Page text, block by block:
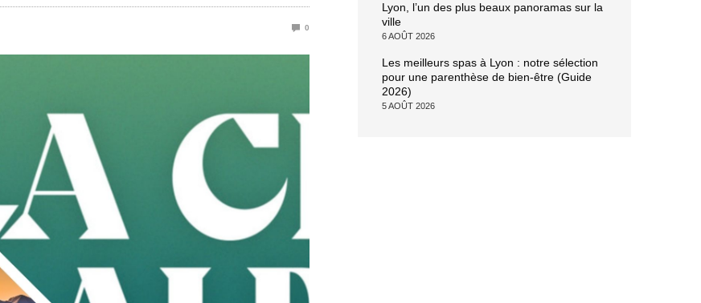
0
Lyon, l’un des plus beaux panoramas sur la
ville
6 AOÛT 2026
Les meilleurs spas à Lyon : notre sélection
pour une parenthèse de bien-être (Guide
2026)
5 AOÛT 2026